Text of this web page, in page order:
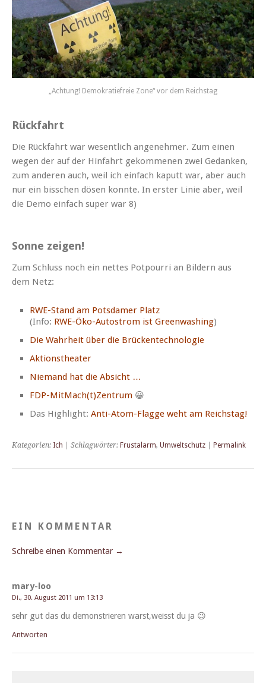
„Achtung! Demokratiefreie Zone“ vor dem Reichstag
Rückfahrt
Die Rück­fahrt war wesentlich angenehmer. Zum einen
wegen der auf der Hin­fahrt gekomme­nen zwei Gedanken,
zum anderen auch, weil ich ein­fach kaputt war, aber auch
nur ein biss­chen dösen kon­nte. In erster Lin­ie aber, weil
die Demo ein­fach super war 8)
Sonne zeigen!
Zum Schluss noch ein nettes Pot­pour­ri an Bildern aus
dem Netz:
RWE-Stand am Pots­damer Platz
(Info: RWE-Öko-Autostrom ist Green­wash­ing)
Die Wahrheit über die Brückentechnologie
Aktion­sthe­ater
Nie­mand hat die Absicht …
FDP-MitMach(t)Zentrum 😀
Das High­light: Anti-Atom-Flagge weht am Reichstag!
Kategorien: Ich | Schlagwörter: Frustalarm, Umweltschutz Permalink
EIN KOMMENTAR
Schreibe einen Kommentar →
mary-loo
Di., 30. August 2011 um 13:13
sehr gut das du demon­stri­eren warst,weisst du ja 😉
Antworten